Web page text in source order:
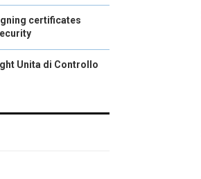
certificates
Unita di Controllo